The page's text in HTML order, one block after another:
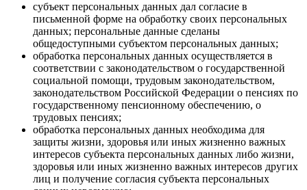
субъект персональных данных дал согласие в
письменной форме на обработку своих персональных
данных; персональные данные сделаны
общедоступными субъектом персональных данных;
обработка персональных данных осуществляется в
соответствии с законодательством о государственной
социальной помощи, трудовым законодательством,
законодательством Российской Федерации о пенсиях по
государственному пенсионному обеспечению, о
трудовых пенсиях;
обработка персональных данных необходима для
защиты жизни, здоровья или иных жизненно важных
интересов субъекта персональных данных либо жизни,
здоровья или иных жизненно важных интересов других
лиц и получение согласия субъекта персональных